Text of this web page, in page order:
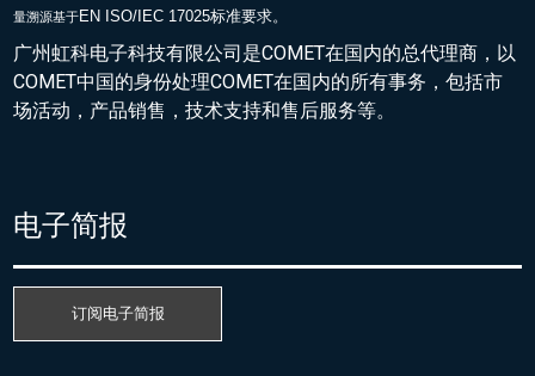
量溯源基于EN ISO/IEC 17025标准要求。
广州虹科电子科技有限公司是COMET在国内的总代理商，以
COMET中国的身份处理COMET在国内的所有事务，包括市
场活动，产品销售，技术支持和售后服务等。
电子简报
订阅电子简报